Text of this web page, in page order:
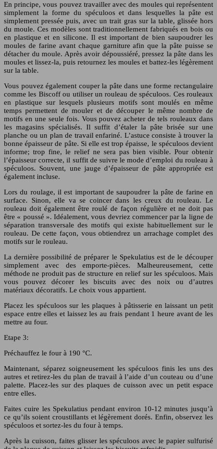
En principe, vous pouvez travailler avec des moules qui représentent
simplement la forme du spéculoos et dans lesquelles la pâte est
simplement pressée puis, avec un trait gras sur la table, glissée hors
du moule. Ces modèles sont traditionnellement fabriqués en bois ou
en plastique et en silicone. Il est important de bien saupoudrer les
moules de farine avant chaque garniture afin que la pâte puisse se
détacher du moule. Après avoir dépoussiéré, pressez la pâte dans les
moules et lissez-la, puis retournez les moules et battez-les légèrement
sur la table.
Vous pouvez également couper la pâte dans une forme rectangulaire
comme les Biscoff ou utiliser un rouleau de spéculoos. Ces rouleaux
en plastique sur lesquels plusieurs motifs sont moulés en même
temps permettent de mouler et de découper le même nombre de
motifs en une seule fois. Vous pouvez acheter de tels rouleaux dans
les magasins spécialisés. Il suffit d’étaler la pâte brisée sur une
planche ou un plan de travail enfariné. L’astuce consiste à trouver la
bonne épaisseur de pâte. Si elle est trop épaisse, le spéculoos devient
informe; trop fine, le relief ne sera pas bien visible. Pour obtenir
l’épaisseur correcte, il suffit de suivre le mode d’emploi du rouleau à
spéculoos. Souvent, une jauge d’épaisseur de pâte appropriée est
également incluse.
Lors du roulage, il est important de saupoudrer la pâte de farine en
surface. Sinon, elle va se coincer dans les creux du rouleau. Le
rouleau doit également être roulé de façon régulière et ne doit pas
être « poussé ». Idéalement, vous devriez commencer par la ligne de
séparation transversale des motifs qui existe habituellement sur le
rouleau. De cette façon, vous obtiendrez un arrachage complet des
motifs sur le rouleau.
La dernière possibilité de préparer le Spekulatius est de le découper
simplement avec des emporte-pièces. Malheureusement, cette
méthode ne produit pas de structure en relief sur les spéculoos. Mais
vous pouvez décorer les biscuits avec des noix ou d’autres
matériaux décoratifs. Le choix vous appartient.
Placez les spéculoos sur les plaques à pâtisserie en laissant un petit
espace entre elles et laissez les au frais pendant 1 heure avant de les
mettre au four.
Etape 3:
Préchauffez le four à 190 °C.
Maintenant, séparez soigneusement les spéculoos finis les uns des
autres et retirez-les du plan de travail à l’aide d’un couteau ou d’une
palette. Placez-les sur des plaques de cuisson avec un petit espace
entre elles.
Faites cuire les Spekulatius pendant environ 10-12 minutes jusqu’à
ce qu’ils soient croustillants et légèrement dorés. Enfin, observez les
spéculoos et sortez-les du four à temps.
Après la cuisson, faites glisser les spéculoos avec le papier sulfurisé